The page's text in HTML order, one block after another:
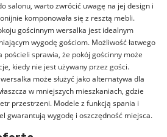
salonu, warto zwrócić uwagę na jej design i
komponowała się z resztą mebli.
gościnnym wersalka jest idealnym
wygodę gościom. Możliwość łatwego
pościeli sprawia, że pokój gościnny może
kiedy nie jest używany przez gości.
może służyć jako alternatywa dla
w mniejszych mieszkaniach, gdzie
przestrzeni. Modele z funkcją spania i
gwarantują wygodę i oszczędność miejsca.